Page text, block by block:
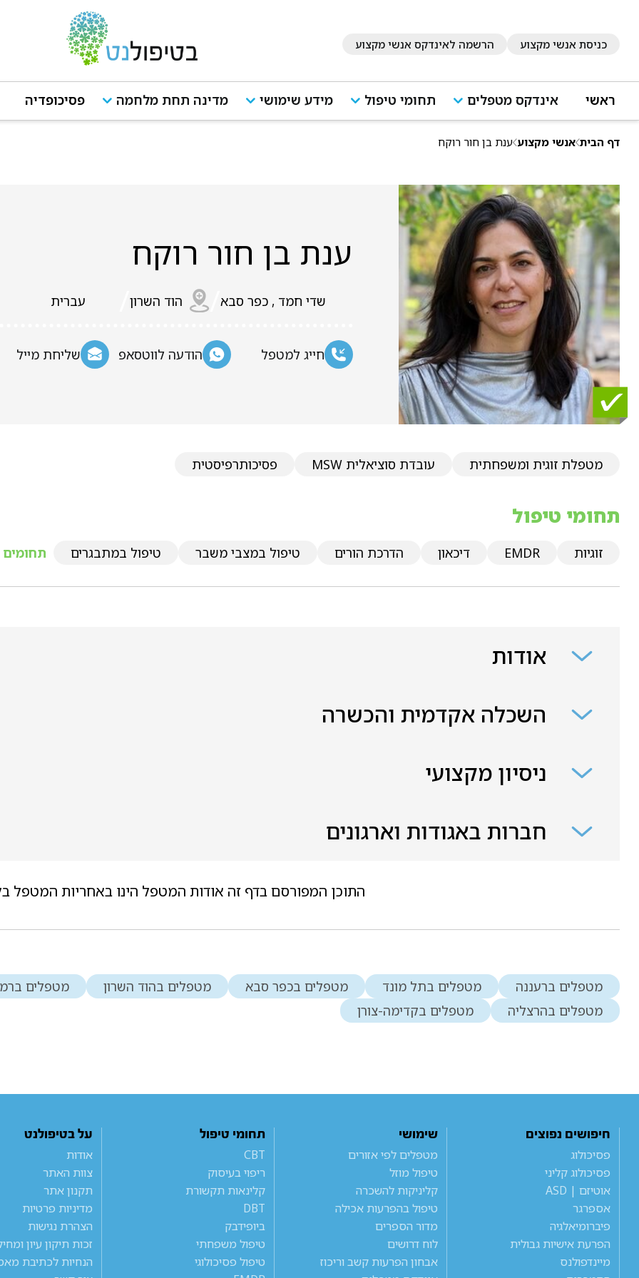
כניסת אנשי מקצוע הרשמה לאינדקס אנשי מקצוע
ראשי אינדקס מטפלים תחומי טיפול מידע שימושי מדינה תחת מלחמה פסיכופדיה
דף הבית אנשי מקצוע ענת בן חור רוקח
ענת בן חור רוקח
שדי חמד , כפר סבא הוד השרון עברית
חייג למטפל הודעה לווטסאפ שליחת מייל
מטפלת זוגית ומשפחתית עובדת סוציאלית MSW פסיכותרפיסטית
תחומי טיפול
זוגיות EMDR דיכאון הדרכת הורים טיפול במצבי משבר טיפול במתבגרים תחומים
אודות
השכלה אקדמית והכשרה
ניסיון מקצועי
חברות באגודות וארגונים
התוכן המפורסם בדף זה אודות המטפל הינו באחריות המטפל
מטפלים ברעננה מטפלים בתל מונד מטפלים בכפר סבא מטפלים בהוד השרון
מטפלים
מטפלים בהרצליה
מטפלים בקדימה-צורן
חיפושים נפוצים
פסיכולוג
פסיכולוג קליני
אוטיזם | ASD
אספרגר
פיברומיאלגיה
הפרעת אישיות גבולית
מיינדפולנס
שימושי
מטפלים לפי אזורים
טיפול מוזל
קליניקות להשכרה
טיפול בהפרעות אכילה
מדור הספרים
לוח דרושים
אבחון הפרעות קשב וריכוז
תחומי טיפול
CBT
ריפוי בעיסוק
קלינאות תקשורת
DBT
ביופידבק
טיפול משפחתי
טיפול פסיכולוגי
על בטיפולנט
אודות
צוות האתר
תקנון אתר
מדיניות פרטיות
הצהרת נגישות
זכות תיקון עיון
הנחיות לכתיבת